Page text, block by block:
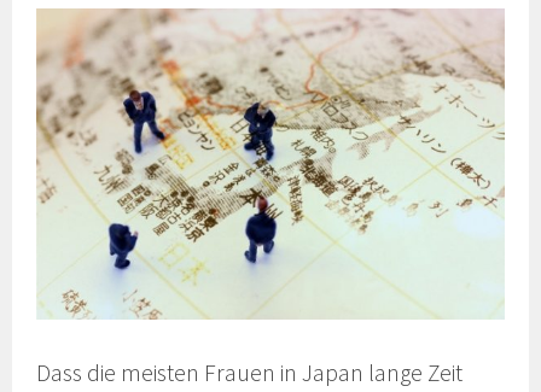
Dass die meisten Frauen in Japan lange Zeit